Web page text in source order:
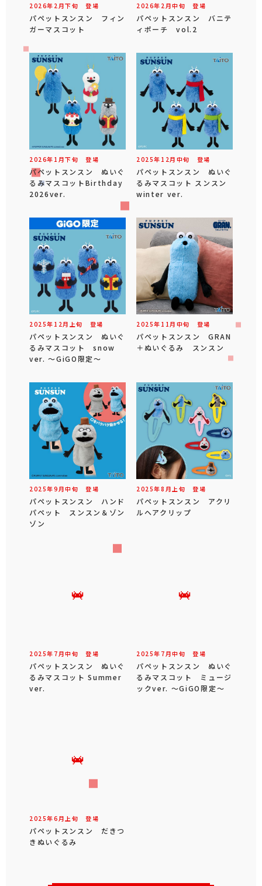
2026年 2 月下旬 登場
パペットスンスン フィン
ガーマスコット
2026年 2 月中旬 登場
パペットスンスン バニテ
ィポーチ vol.2
2026年 1 月下旬 登場
パペットスンスン ぬいぐ
るみマスコットBirthday
2026ver.
2025年 12 月 中旬 登場
パペットスンスン ぬいぐ
るみマスコット スンスン
winter ver.
2025年 12 月 上旬 登場
パペットスンスン ぬいぐ
るみマスコット snow
ver. ～GiGO限定～
2025年 11 月 中旬 登場
パペットスンスン GRAN
＋ぬいぐるみ スンスン
2025年9 月中旬 登場
パペットスンスン ハンド
パペット スンスン＆ゾン
ゾン
2025年8 月 上旬 登場
パペットスンスン アクリ
ルヘアクリップ
2025年 7 月中旬 登場
パペットスンスン ぬいぐ
るみマスコット Summer
ver.
2025年 7 月中旬 登場
パペットスンスン ぬいぐ
るみマスコット ミュージ
ックver. ～GiGO限定～
2025年6 月 上旬 登場
パペットスンスン だきつ
きぬいぐるみ